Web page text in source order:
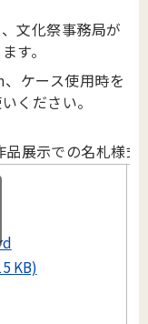
文化祭事務局が
す。
ケース使用時を
ください。
品展示での名札様式
KB)